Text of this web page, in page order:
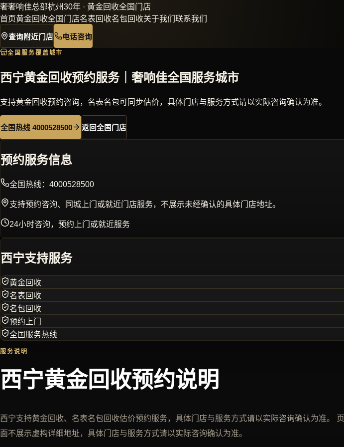
奢奢响佳总部杭州30年 · 黄金回收全国门店
首页黄金回收全国门店名表回收名包回收关于我们 联系我们
查询附近门店 电话咨询
全国服务覆盖城市
西宁黄金回收预约服务｜奢响佳全国服务城市
支持黄金回收预约咨询，名表名包可同步估价，具体门店与服务方式请以实际咨询确认为准。
全国热线 4000528500 返回全国门店
预约服务信息
全国热线： 4000528500
支持预约咨询、同城上门或就近门店服务，不展示未经确认的具体门店地址。
24小时咨询，预约上门或就近服务
西宁支持服务
黄金回收
名表回收
名包回收
预约上门
全国服务热线
服务说明
西宁黄金回收预约说明
西宁支持黄金回收、名表名包回收估价预约服务，具体门店与服务方式请以实际咨询确认为准。 页
面不展示虚构详细地址，具体门店与服务方式请以实际咨询确认为准。